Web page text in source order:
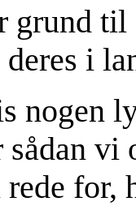
grund
i
nogen
vi
for,